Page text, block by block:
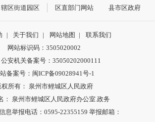
辖区街道园区 区直部门网站 县市区政府
| 关于我们 | 网站地图 |
联系我们
网站标识码：3505020002
公安机关备案号：35050202000111
备案号：闽ICP备09028941号-1
权所有： 泉州市鲤城区人民政府
： 泉州市鲤城区人民政府办公室.政务
息举报电话：0595-22355159 举报邮箱：